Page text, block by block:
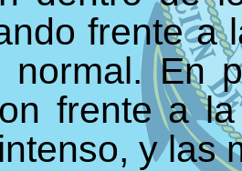
frente a
normal. En
frente a
y las